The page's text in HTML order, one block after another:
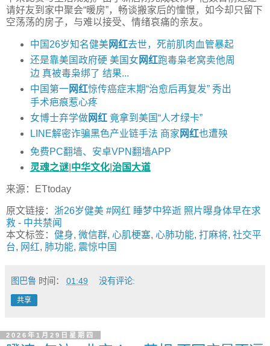
请好友到家中聚会“暖房”，畅谈搬家后的憧憬，如今却只留下
空荡荡的房子，与难以接受、情绪哀痛的亲友。
中国26岁知名健美 网红去世，死前肌肉血管暴起
还是靠美国政府硬 美国女 网红跑毒枭老窝卖他周
边 真被毒枭绑了 结果...
中国第一网红惊传癌症末期“治愈后再复发” 秀出
手术疤痕惹心疼
女博士弃学做网红竟拿到美国“人才绿卡”
LINE解密诈骗黑色产业链手法 商家 网红也遭殃
免费PC翻墙、安卓VPN翻墙APP
灵魂之谜| 中华文化| 治国大道
来源：ETtoday
原文链接： 浙26岁健美 #网红 睡梦中猝逝 照片曝身体早在求
救 - 中共禁闻
本文标签： 健身, 微信群, 心肌梗塞, 心肺功能, 打麻将, 社交平
台, 网红, 肺功能, 震惊中国
图巴鲁 时间： 01:49 没有评论:
共享
2026年1月29日星期四